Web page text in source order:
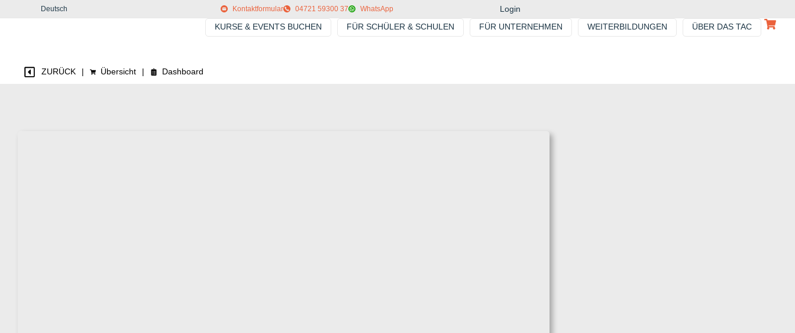
Deutsch Kontaktformular 04721 59300 37 WhatsApp
Login
KURSE & EVENTS BUCHEN
FÜR SCHÜLER & SCHULEN FÜR UNTERNEHMEN WEITERBILDUNGEN ÜBER DAS TAC
ZURÜCK | Übersicht | Dashboard